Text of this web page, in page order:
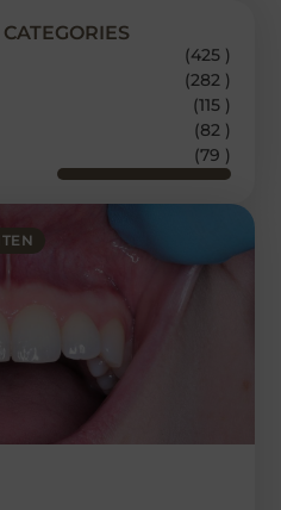
(425 )
(282 )
(115 )
(82 )
(79 )